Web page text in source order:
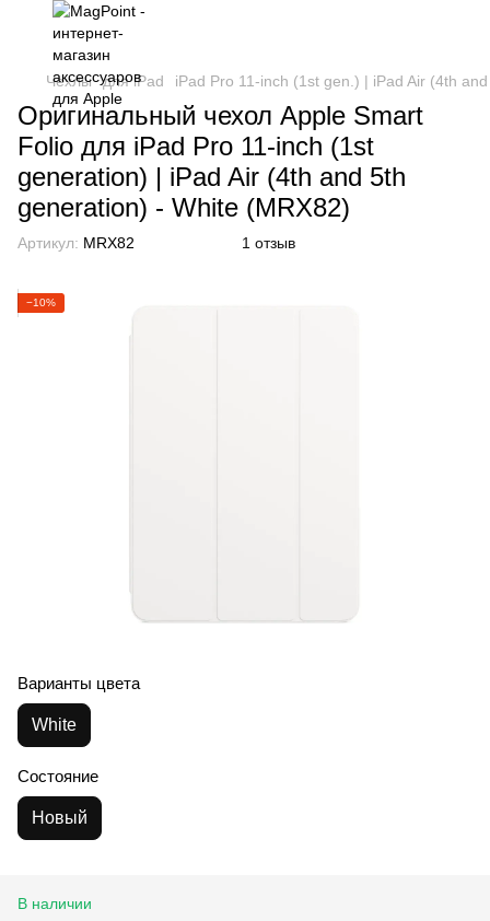
Чехлы для iPad iPad Pro 11-inch (1st gen.) | iPad Air (4th
Оригинальный чехол Apple Smart
Folio для iPad Pro 11-inch (1st
generation) | iPad Air (4th and 5th
generation) - White (MRX82)
Артикул: MRX82 1 отзыв
−10%
Варианты цвета
White
Состояние
Новый
В наличии